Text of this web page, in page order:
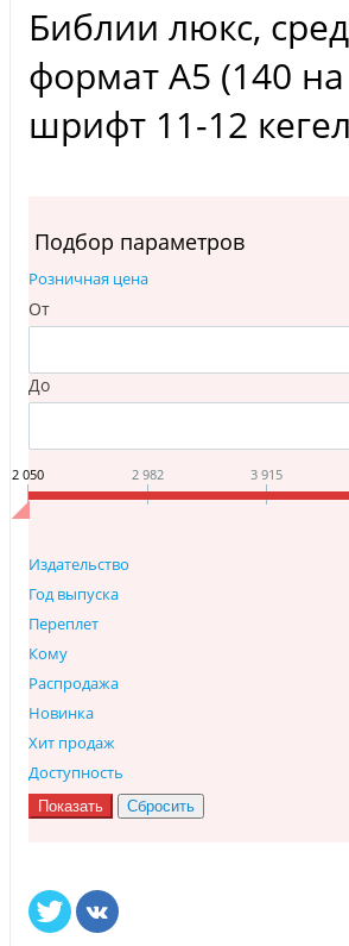
Библии люкс,
формат А5 (140
шрифт 11-12
Подбор параметров
Розничная цена
От
До
2 050 2 982 3 915
Издательство
Год выпуска
Переплет
Кому
Распродажа
Новинка
Хит продаж
Доступность